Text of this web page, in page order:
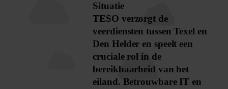
Situatie
TESO verzorgt de
veerdiensten tussen Texel en
Den Helder en speelt een
cruciale rol in de
bereikbaarheid van het
eiland. Betrouwbare IT en